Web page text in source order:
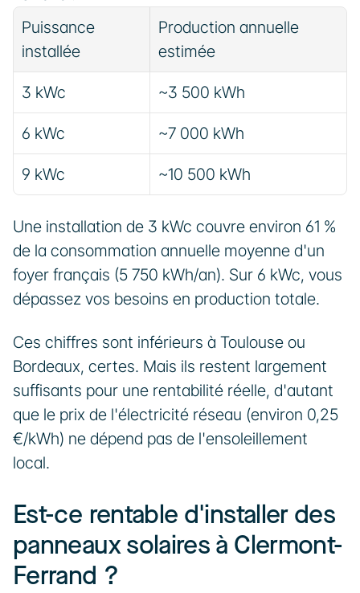
Puissance
installée
Production annuelle
estimée
3 kWc ~3 500 kWh
6 kWc ~7 000 kWh
9 kWc ~10 500 kWh
Une installation de 3 kWc couvre environ 61 %
de la consommation annuelle moyenne d'un
foyer français (5 750 kWh/an). Sur 6 kWc, vous
dépassez vos besoins en production totale.
Ces chiffres sont inférieurs à Toulouse ou
Bordeaux, certes. Mais ils restent largement
suffisants pour une rentabilité réelle, d'autant
que le prix de l'électricité réseau (environ 0,25
€/kWh) ne dépend pas de l'ensoleillement
local.
Est-ce rentable d'installer des
panneaux solaires à Clermont-
Ferrand ?